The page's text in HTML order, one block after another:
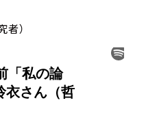
点」②」
）